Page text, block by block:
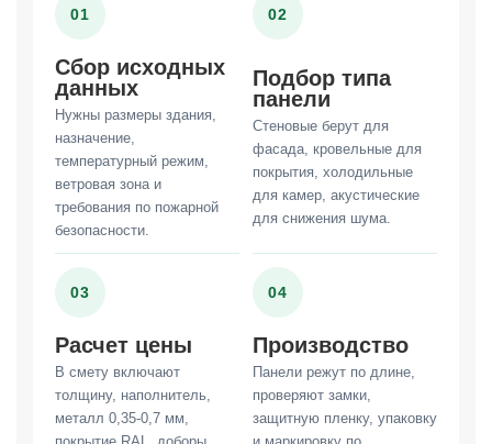
01
Сбор исходных
данных
Нужны размеры здания,
назначение,
температурный режим,
ветровая зона и
требования по пожарной
безопасности.
02
Подбор типа
панели
Стеновые берут для
фасада, кровельные для
покрытия, холодильные
для камер, акустические
для снижения шума.
03
Расчет цены
В смету включают
толщину, наполнитель,
металл 0,35-0,7 мм,
04
Производство
Панели режут по длине,
проверяют замки,
защитную пленку, упаковку